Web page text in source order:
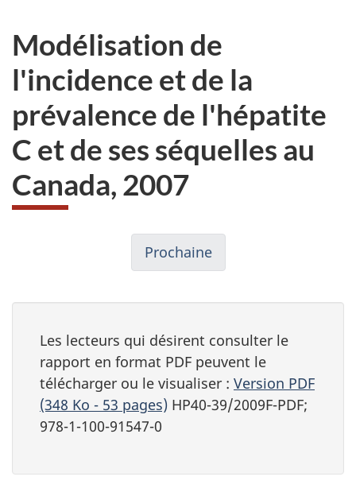
Modélisation de
l'incidence et de la
prévalence de l'hépatite
C et de ses séquelles au
Canada, 2007
Prochaine
Les lecteurs qui désirent consulter le
rapport en format PDF peuvent le
télécharger ou le visualiser : Version PDF
(348 Ko - 53 pages) HP40-39/2009F-PDF;
978-1-100-91547-0